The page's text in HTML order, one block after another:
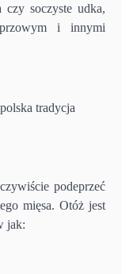
czy soczyste udka,
i innymi
tradycja
podeprzeć
mięsa. Otóż jest
jak: